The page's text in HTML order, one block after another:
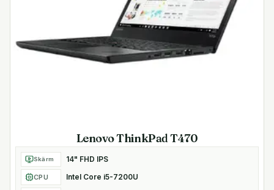
Lenovo ThinkPad T470
Skärm 14" FHD IPS
CPU Intel Core i5-7200U